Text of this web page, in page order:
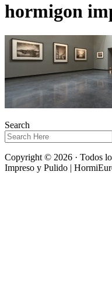
hormigon
Search
Copyright © 2026 · Todos
Impreso y Pulido |